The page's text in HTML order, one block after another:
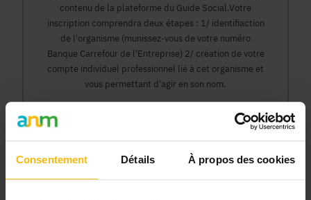
Consentement Détails À propos des cookies
contenu de la plateforme du Guide Social.Votre
inscription comprendra deux étapes : 1/ identifiaction
de l'organisme (munissez-vous de votre numéro
Banque Carrefour de l'Entreprise) 2/ création de votre
compte individuel professionnel lié à cet organisme et
vous permettant d'agir en son nom.